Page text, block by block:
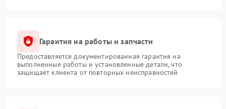
Гарантия на работы и запчасти
Предоставляется документированная гарантия на
выполненные работы и установленные детали, что
защищает клиента от повторных неисправностей